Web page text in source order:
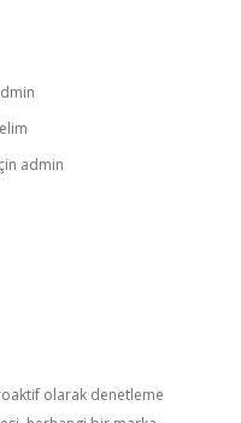
admin
olarak denetleme